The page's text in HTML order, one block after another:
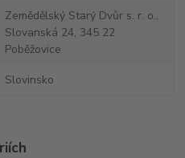
Zemědělský Starý Dvůr s. r. o.,
Slovanská 24, 345 22
Poběžovice
Slovinsko